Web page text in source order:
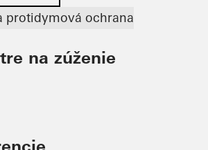
protidymová ochrana
na zúženie